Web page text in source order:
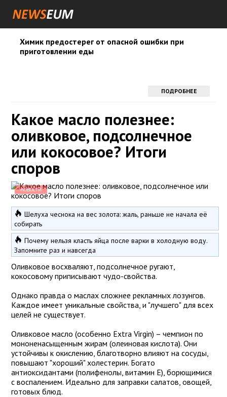
Химик предостерег от опасной ошибки при
приготовлении еды
ПОДРОБНЕЕ
Какое масло полезнее:
оливковое, подсолнечное
или кокосовое? Итоги
споров
НОВОСТИ
Шелуха чеснока на вес золота: жаль, раньше не начала её
собирать
Почему нельзя класть яйца после варки в холодную воду.
Запомните раз и навсегда
Оливковое восхваляют, подсолнечное ругают,
кокосовому приписывают чудо-свойства.
Однако правда о маслах сложнее рекламных лозунгов.
Каждое имеет уникальные свойства, и "лучшего" для всех
целей не существует.
Оливковое масло (особенно Extra Virgin) – чемпион по
мононенасыщенным жирам (олеиновая кислота). Они
устойчивы к окислению, благотворно влияют на сосуды,
повышают "хороший" холестерин. Богато
антиоксидантами (полифенолы, витамин Е), борющимися
с воспалением. Идеально для заправки салатов, овощей,
готовых блюд.